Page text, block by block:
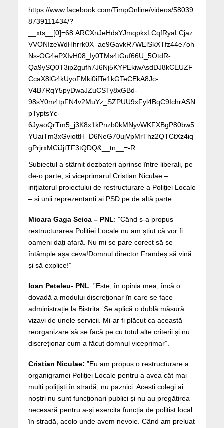
https://www.facebook.com/TimpOnline/videos/58039
8739111434/?
__xts__[0]=68.ARCXnJeHdsYJmqpkxLCqfRyaLCjaz
VVONIzeWdHhrrk0X_ae9GavkR7WElSkXTfz44e7oh
Ns-OG4ePXIvH08_Iy0TMs4tGuf66U_5OtdR-
Qa9ySQ0T3ip2gufh7J6Nj5KYPEkiwAsdDJ8kCEUZF
CcaX8lG4kUyoFMki0ifTe1kGTeCEkA8Jc-
V4B7RqY5pyDwaJZuCSTy8xGBd-
98sY0m4tpFN4v2MuYz_SZPUU9xFyl4BqC9IchrASN
pTyptsYc-
6JyaoQrTm5_j3K8x1kPnzb0kMNyvWKFXBgP80bw5
YUaiTm3xGviottH_D6NeG70ujVpMrThz2QTCtXz4iq
gPrjrxMCiJjtTF3tQDQ&__tn__=-R
Subiectul a stârnit dezbateri aprinse între liberali, pe
de-o parte, și viceprimarul Cristian Niculae –
inițiatorul proiectului de restructurare a Poliției Locale
– și unii reprezentanți ai PSD pe de altă parte.
Mioara Gaga Seica – PNL: ”Când s-a propus
restructurarea Poliției Locale nu am știut că vor fi
oameni dați afară. Nu mi se pare corect să se
întâmple așa ceva!Domnul director Frandeș să vină
și să explice!”
Ioan Peteleu- PNL: ”Este, în opinia mea, încă o
dovadă a modului discreționar în care se face
administrație la Bistrița. Se aplică o dublă măsură
vizavi de unele servicii. Mi-ar fi plăcut ca această
reorganizare să se facă pe cu totul alte criterii și nu
discreționar cum a făcut domnul viceprimar”.
Cristian Niculae: ”Eu am propus o restructurare a
organigramei Poliției Locale pentru a avea cât mai
mulți polițiști în stradă, nu paznici. Acești colegi ai
noștri nu sunt funcționari publici și nu au pregătirea
necesară pentru a-și exercita funcția de polițist local
în stradă, acolo unde avem nevoie. Când am preluat